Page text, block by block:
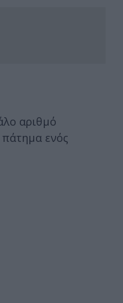
αριθμό
πάτημα ενός